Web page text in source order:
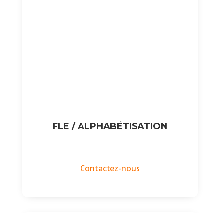
FLE / ALPHABÉTISATION
Contactez-nous